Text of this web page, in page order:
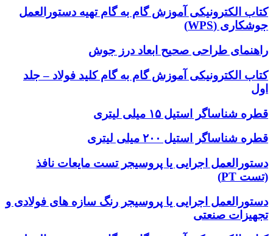
کتاب الکترونیکی آموزش گام به گام تهیه دستورالعمل
جوشکاری (WPS)
راهنمای طراحی صحیح ابعاد درز جوش
کتاب الکترونیکی آموزش گام به گام کلید فولاد – جلد
اول
قطره شناساگر استیل ۱۵ میلی لیتری
قطره شناساگر استیل ۲۰۰ میلی لیتری
دستورالعمل اجرایی یا پروسیجر تست مایعات نافذ
(تست PT)
دستورالعمل اجرایی یا پروسیجر رنگ سازه های فولادی و
تجهیزات صنعتی